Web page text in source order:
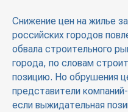
Снижение цен на жилье
российских городов
обвала строительного
города, по словам
позицию. Но обрушения
представители
если выжидательная